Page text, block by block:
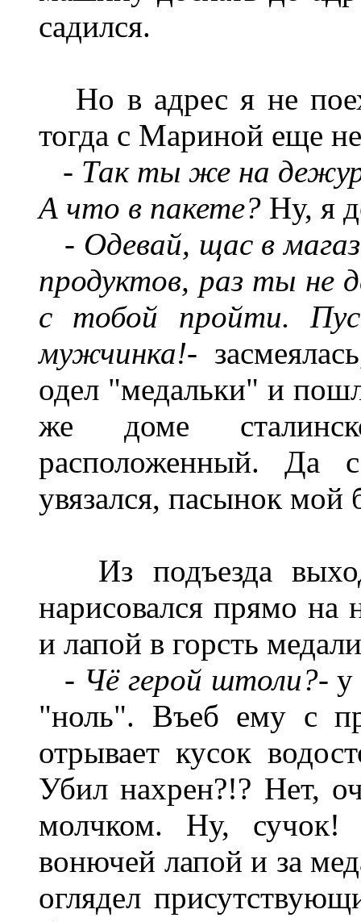
садился.
Но в адрес я не
тогда с Мариной еще
- Так ты же на
А что в пакете? Ну, я
- Одевай, щас в
продуктов, раз ты не
с тобой пройти.
мужчинка!-
одел "медальки" и
же доме
расположенный.
увязался, пасынок мой
Из подъезда
нарисовался прямо на
и лапой в горсть
- Чё герой штоли?- у
"ноль". Въеб ему с
отрывает кусок
Убил нахрен?!? Нет,
молчком. Ну, сучок!
вонючей лапой и за
оглядел